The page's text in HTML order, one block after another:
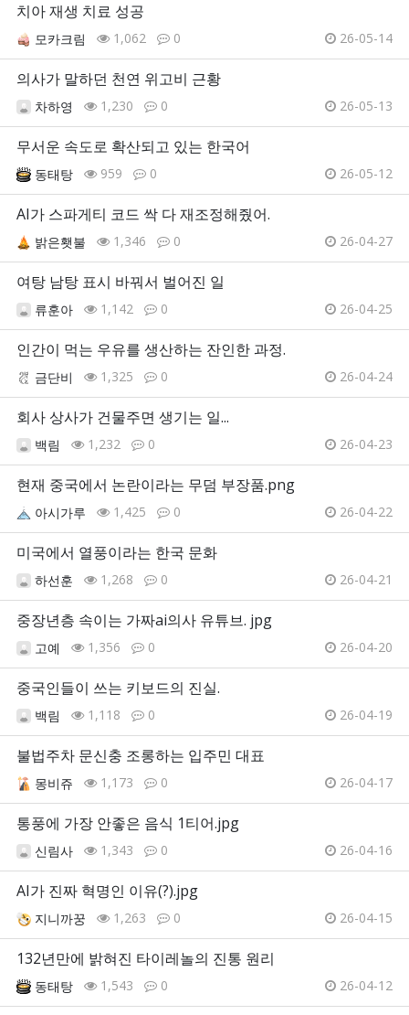
치아 재생 치료 성공
모카크림 1,062 0 26-05-14
의사가 말하던 천연 위고비 근황
차하영 1,230 0 26-05-13
무서운 속도로 확산되고 있는 한국어
동태탕 959 0 26-05-12
AI가 스파게티 코드 싹 다 재조정해줬어.
밝은횃불 1,346 0 26-04-27
여탕 남탕 표시 바꿔서 벌어진 일
류훈아 1,142 0 26-04-25
인간이 먹는 우유를 생산하는 잔인한 과정.
금단비 1,325 0 26-04-24
회사 상사가 건물주면 생기는 일...
백림 1,232 0 26-04-23
현재 중국에서 논란이라는 무덤 부장품.png
아시가루 1,425 0 26-04-22
미국에서 열풍이라는 한국 문화
하선훈 1,268 0 26-04-21
중장년층 속이는 가짜ai의사 유튜브. jpg
고예 1,356 0 26-04-20
중국인들이 쓰는 키보드의 진실.
백림 1,118 0 26-04-19
불법주차 문신충 조롱하는 입주민 대표
몽비쥬 1,173 0 26-04-17
통풍에 가장 안좋은 음식 1티어.jpg
신림사 1,343 0 26-04-16
AI가 진짜 혁명인 이유(?).jpg
지니까꿍 1,263 0 26-04-15
132년만에 밝혀진 타이레놀의 진통 원리
동태탕 1,543 0 26-04-12